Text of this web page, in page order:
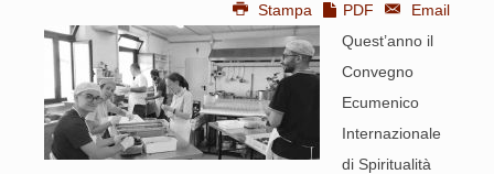
Stampa PDF
Email
Quest’anno il
Convegno
Ecumenico
Internazionale
di Spiritualità